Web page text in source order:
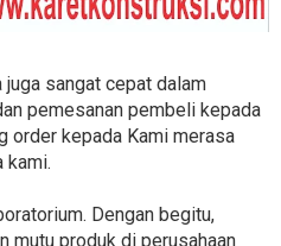
sangat cepat dalam
pemesanan pembeli kepada
order kepada Kami merasa
kami.
Dengan begitu,
mutu produk di perusahaan